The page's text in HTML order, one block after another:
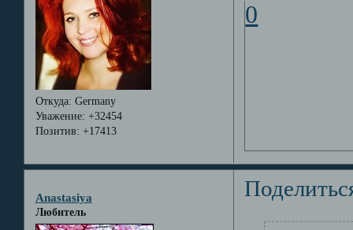
Откуда: Germany
Уважение: +32454
Позитив: +17413
0
Anastasiya
Любитель